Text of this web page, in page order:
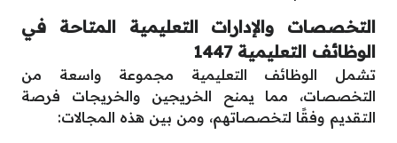
التخصصات والإدارات التعليمية المتاحة في
الوظائف التعليمية 1447
تشمل الوظائف التعليمية مجموعة واسعة من
التخصصات، مما يمنح الخريجين والخريجات فرصة
التقديم وفقًا لتخصصاتهم، ومن بين هذه المجالات: